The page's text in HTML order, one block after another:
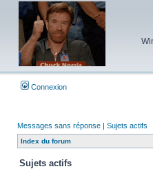
Connexion
Messages sans réponse | Sujets actifs
Index du forum
Sujets actifs